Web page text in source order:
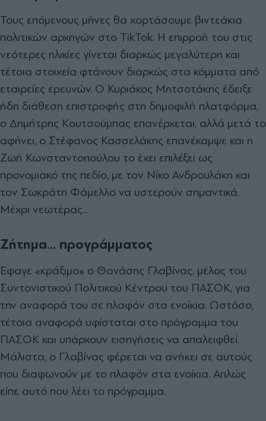
Τους επόµενους µήνες θα χορτάσουµε βιντεάκια
πολιτικών αρχηγών στο TikTok. Η επιρροή του στις
νεότερες ηλικίες γίνεται διαρκώς µεγαλύτερη και
τέτοια στοιχεία φτάνουν διαρκώς στα κόµµατα από
εταιρείες ερευνών. Ο Κυριάκος Μητσοτάκης έδειξε
ήδη διάθεση επιστροφής στη δηµοφιλή πλατφόρµα,
ο ∆ηµήτρης Κουτσούµπας επανέρχεται, αλλά µετά το
αφήνει, ο Στέφανος Κασσελάκης επανέκαµψε και η
Ζωή Κωνσταντοπούλου το έχει επιλέξει ως
προνοµιακό της πεδίο, µε τον Νίκο Ανδρουλάκη και
τον Σωκράτη Φάµελλο να υστερούν σηµαντικά.
Μέχρι νεωτέρας...
Ζήτημα... προγράμματος
Έφαγε «κράξιµο» ο Θανάσης Γλαβίνας, µέλος του
Συντονιστικού Πολιτικού Κέντρου του ΠΑΣΟΚ, για
την αναφορά του σε πλαφόν στα ενοίκια. Ωστόσο,
τέτοια αναφορά υφίσταται στο πρόγραµµα του
ΠΑΣΟΚ και υπάρχουν εισηγήσεις να απαλειφθεί.
Μάλιστα, ο Γλαβίνας φέρεται να ανήκει σε αυτούς
που διαφωνούν µε το πλαφόν στα ενοίκια. Απλώς
είπε αυτό που λέει το πρόγραµµα.